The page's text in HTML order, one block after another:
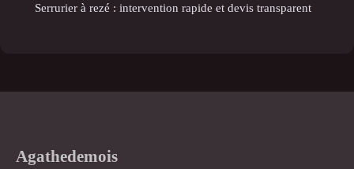
Serrurier à rezé : intervention rapide et devis transparent
Agathedemois